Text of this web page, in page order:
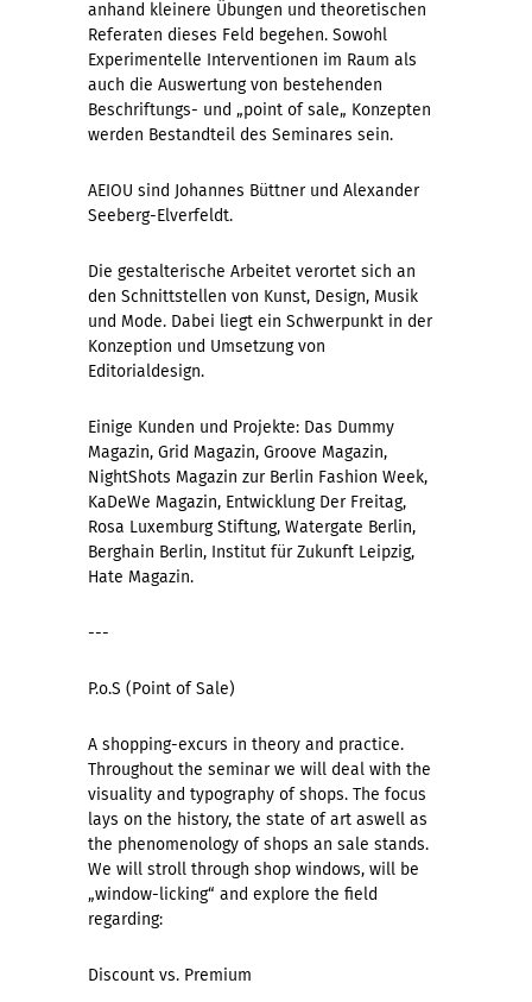
anhand kleinere Übungen und theoretischen
Referaten dieses Feld begehen. Sowohl
Experimentelle Interventionen im Raum als
auch die Auswertung von bestehenden
Beschriftungs- und „point of sale„ Konzepten
werden Bestandteil des Seminares sein.
AEIOU sind Johannes Büttner und Alexander
Seeberg-Elverfeldt.
Die gestalterische Arbeitet verortet sich an
den Schnittstellen von Kunst, Design, Musik
und Mode. Dabei liegt ein Schwerpunkt in der
Konzeption und Umsetzung von
Editorialdesign.
Einige Kunden und Projekte: Das Dummy
Magazin, Grid Magazin, Groove Magazin,
NightShots Magazin zur Berlin Fashion Week,
KaDeWe Magazin, Entwicklung Der Freitag,
Rosa Luxemburg Stiftung, Watergate Berlin,
Berghain Berlin, Institut für Zukunft Leipzig,
Hate Magazin.
---
P.o.S (Point of Sale)
A shopping-excurs in theory and practice.
Throughout the seminar we will deal with the
visuality and typography of shops. The focus
lays on the history, the state of art aswell as
the phenomenology of shops an sale stands.
We will stroll through shop windows, will be
„window-licking“ and explore the field
regarding:
Discount vs. Premium